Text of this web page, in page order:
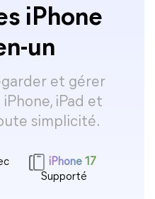
iPhone
un
et gérer
iPad et
simplicité.
iPhone 17
Supporté